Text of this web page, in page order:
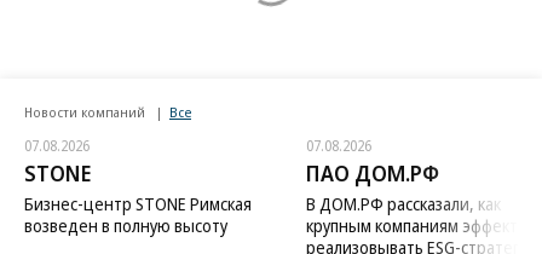
Новости компаний Все
07.08.2026
STONE
Бизнес-центр STONE Римская
возведен в полную высоту
07.08.2026
ПАО ДОМ.РФ
В ДОМ.РФ рассказали, как
крупным компаниям
реализовывать ESG-стратегию